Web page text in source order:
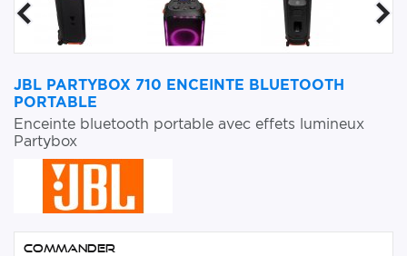
JBL PARTYBOX 710 ENCEINTE BLUETOOTH
PORTABLE
Enceinte bluetooth portable avec effets lumineux
Partybox
Commander